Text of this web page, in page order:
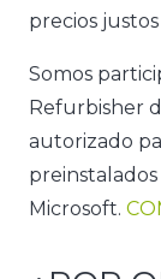
precios
Somos
Refurbisher
autorizado
Microsoft.